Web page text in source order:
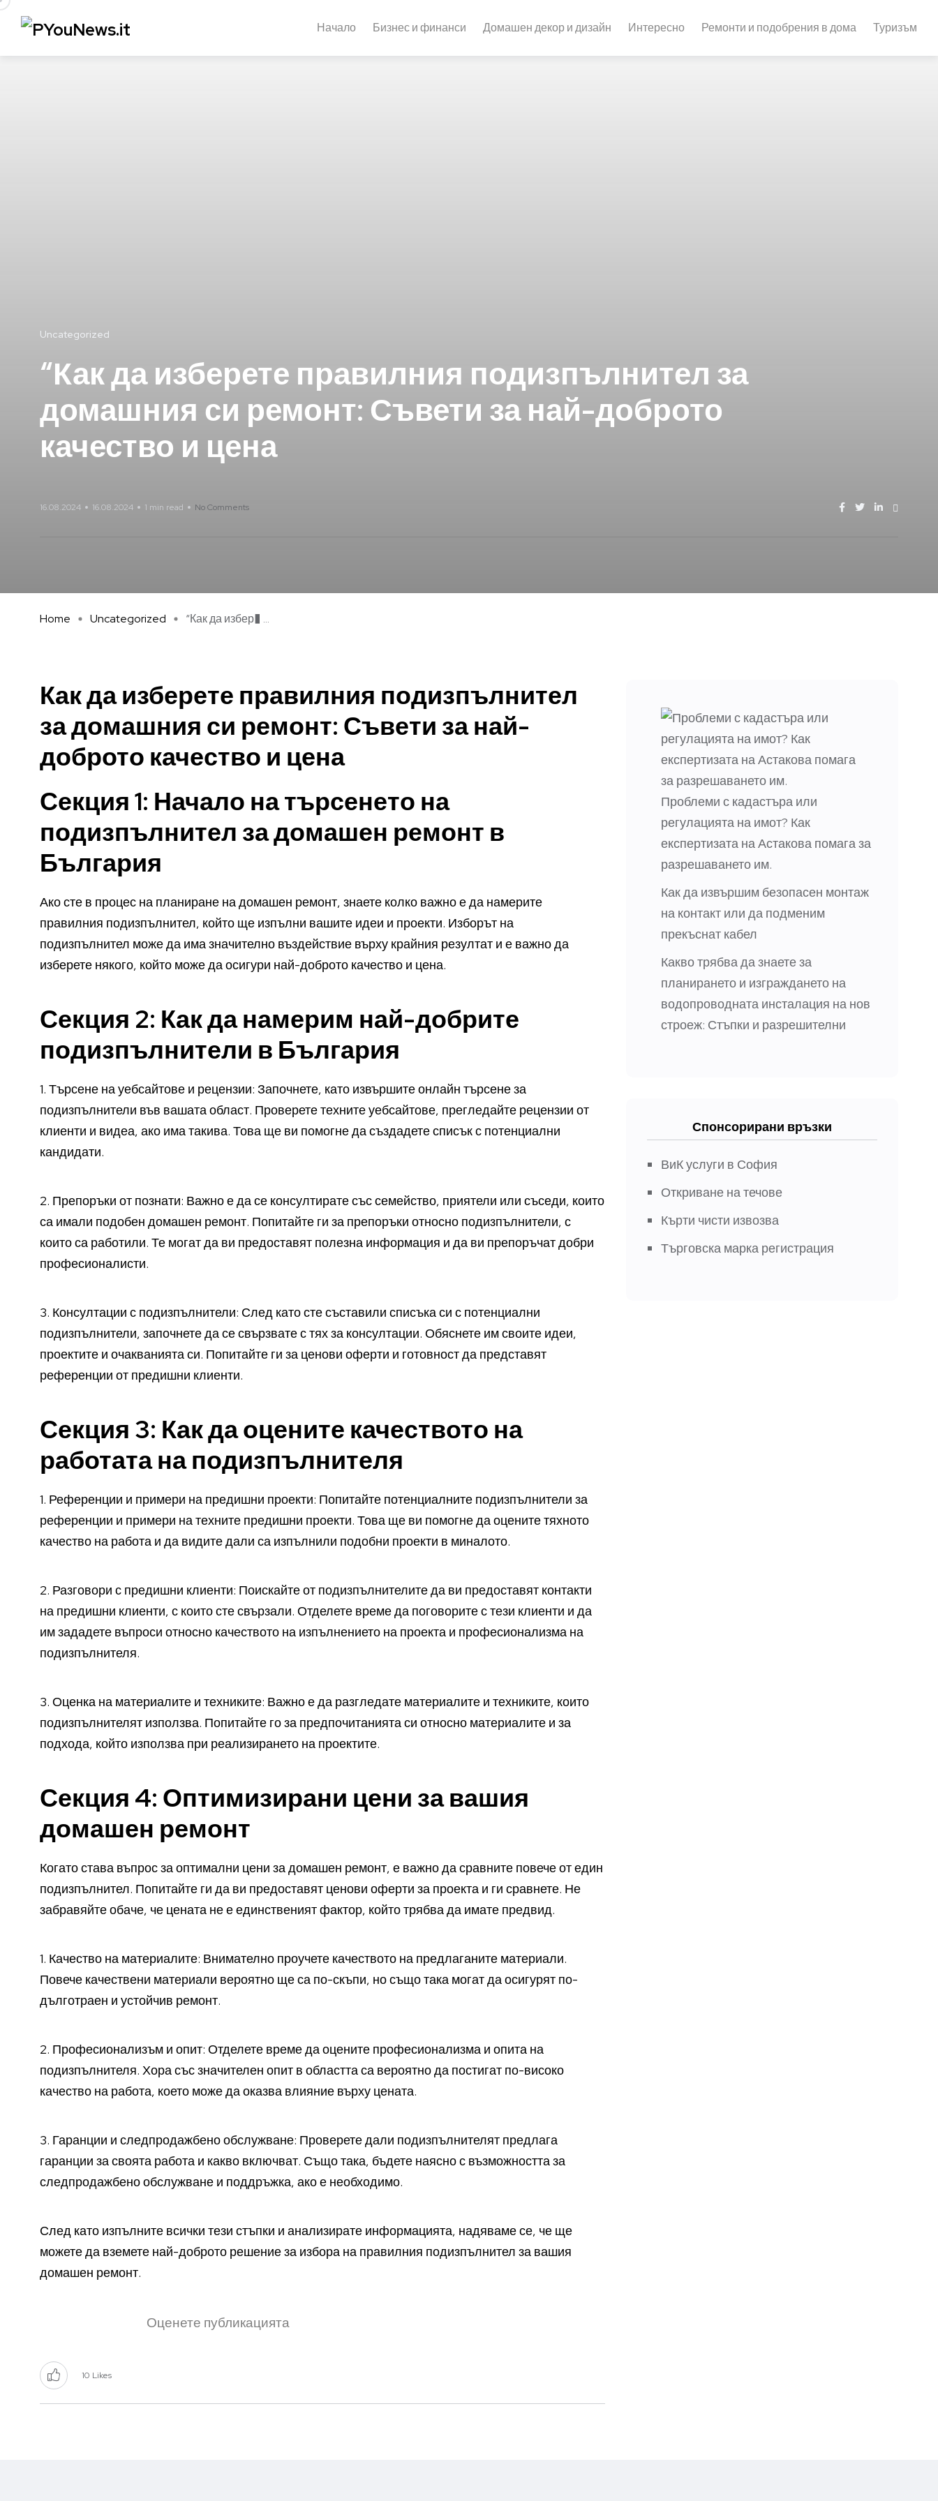
Начало Бизнес и финанси Домашен декор и дизайн Интересно Ремонти и подобрения в дома Туризъм
Uncategorized
“Как да изберете правилния подизпълнител за
домашния си ремонт: Съвети за най-доброто
качество и цена
16.08.2024 16.08.2024 1 min read No Comments
Home Uncategorized “Как да избер� ...
Как да изберете правилния подизпълнител
за домашния си ремонт: Съвети за най-
доброто качество и цена
Секция 1: Начало на търсенето на
подизпълнител за домашен ремонт в
България
Ако сте в процес на планиране на домашен ремонт, знаете колко важно е да намерите
правилния подизпълнител, който ще изпълни вашите идеи и проекти. Изборът на
подизпълнител може да има значително въздействие върху крайния резултат и е важно да
изберете някого, който може да осигури най-доброто качество и цена.
Секция 2: Как да намерим най-добрите
подизпълнители в България
1. Търсене на уебсайтове и рецензии: Започнете, като извършите онлайн търсене за
подизпълнители във вашата област. Проверете техните уебсайтове, прегледайте рецензии от
клиенти и видеа, ако има такива. Това ще ви помогне да създадете списък с потенциални
кандидати.
2. Препоръки от познати: Важно е да се консултирате със семейство, приятели или съседи, които
са имали подобен домашен ремонт. Попитайте ги за препоръки относно подизпълнители, с
които са работили. Те могат да ви предоставят полезна информация и да ви препоръчат добри
професионалисти.
3. Консултации с подизпълнители: След като сте съставили списъка си с потенциални
подизпълнители, започнете да се свързвате с тях за консултации. Обяснете им своите идеи,
проектите и очакванията си. Попитайте ги за ценови оферти и готовност да представят
референции от предишни клиенти.
Секция 3: Как да оцените качеството на
работата на подизпълнителя
1. Референции и примери на предишни проекти: Попитайте потенциалните подизпълнители за
референции и примери на техните предишни проекти. Това ще ви помогне да оцените тяхното
качество на работа и да видите дали са изпълнили подобни проекти в миналото.
2. Разговори с предишни клиенти: Поискайте от подизпълнителите да ви предоставят контакти
на предишни клиенти, с които сте свързали. Отделете време да поговорите с тези клиенти и да
им зададете въпроси относно качеството на изпълнението на проекта и професионализма на
подизпълнителя.
3. Оценка на материалите и техниките: Важно е да разгледате материалите и техниките, които
подизпълнителят използва. Попитайте го за предпочитанията си относно материалите и за
подхода, който използва при реализирането на проектите.
Секция 4: Оптимизирани цени за вашия
домашен ремонт
Когато става въпрос за оптимални цени за домашен ремонт, е важно да сравните повече от един
подизпълнител. Попитайте ги да ви предоставят ценови оферти за проекта и ги сравнете. Не
забравяйте обаче, че цената не е единственият фактор, който трябва да имате предвид.
1. Качество на материалите: Внимателно проучете качеството на предлаганите материали.
Повече качествени материали вероятно ще са по-скъпи, но също така могат да осигурят по-
дълготраен и устойчив ремонт.
2. Професионализъм и опит: Отделете време да оцените професионализма и опита на
подизпълнителя. Хора със значителен опит в областта са вероятно да постигат по-високо
качество на работа, което може да оказва влияние върху цената.
3. Гаранции и следпродажбено обслужване: Проверете дали подизпълнителят предлага
гаранции за своята работа и какво включват. Също така, бъдете наясно с възможността за
следпродажбено обслужване и поддръжка, ако е необходимо.
След като изпълните всички тези стъпки и анализирате информацията, надяваме се, че ще
можете да вземете най-доброто решение за избора на правилния подизпълнител за вашия
домашен ремонт.
Оценете публикацията
10 Likes
Проблеми с кадастъра или
регулацията на имот? Как
експертизата на Астакова помага за
разрешаването им.
Как да извършим безопасен монтаж
на контакт или да подменим
прекъснат кабел
Какво трябва да знаете за
планирането и изграждането на
водопроводната инсталация на нов
строеж: Стъпки и разрешителни
Спонсорирани връзки
ВиК услуги в София
Откриване на течове
Кърти чисти извозва
Търговска марка регистрация